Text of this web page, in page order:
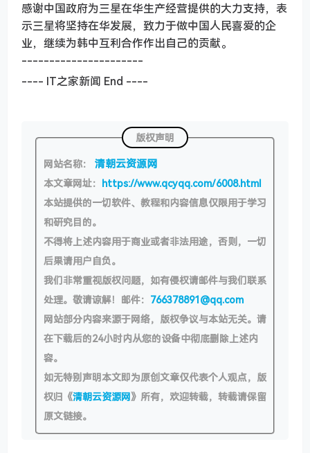
感谢中国政府为三星在华生产经营提供的大力支持，表
示三星将坚持在华发展，致力于做中国人民喜爱的企
业，继续为韩中互利合作作出自己的贡献。
----------------------
---- IT之家新闻 End ----
版权声明
网站名称： 清朝云资源网
本文章网址： https://www.qcyqq.com/6008.html
本站提供的一切软件、教程和内容信息仅限用于学习
和研究目的。
不得将上述内容用于商业或者非法用途，否则，一切
后果请用户自负。
我们非常重视版权问题，如有侵权请邮件与我们联系
处理。敬请谅解！邮件： 766378891@qq.com
网站部分内容来源于网络，版权争议与本站无关。请
在下载后的24小时内从您的设备中彻底删除上述内
容。
如无特别声明本文即为原创文章仅代表个人观点，版
权归《清朝云资源网》所有，欢迎转载，转载请保留
原文链接。